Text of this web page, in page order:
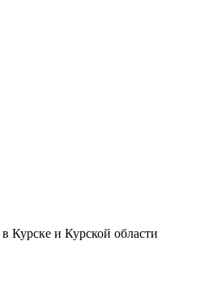
Курске и Курской области